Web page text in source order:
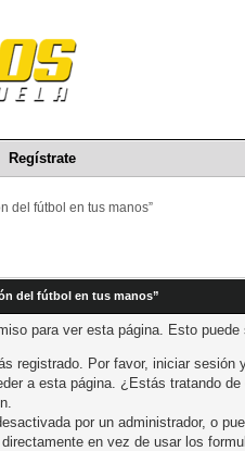
Regístrate
del fútbol en tus manos”
del fútbol en tus manos”
para ver esta página. Esto
registrado. Por favor, iniciar sesión
a esta página. ¿Estás tratando
por un administrador, o
en vez de usar los